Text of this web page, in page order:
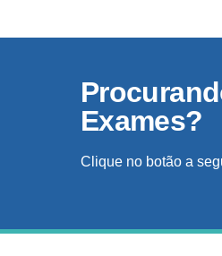
Exames?
Clique no botão a